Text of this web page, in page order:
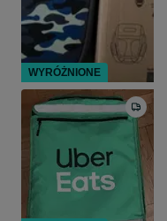
WYRÓŻNIONE